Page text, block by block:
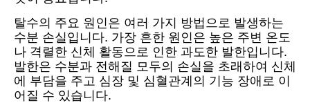
탈수의 주요 원인은 여러 가지 방법으로 발생하는
수분 손실입니다. 가장 흔한 원인은 높은 주변 온도
나 격렬한 신체 활동으로 인한 과도한 발한입니다.
발한은 수분과 전해질 모두의 손실을 초래하여 신체
에 부담을 주고 심장 및 심혈관계의 기능 장애로 이
어질 수 있습니다.